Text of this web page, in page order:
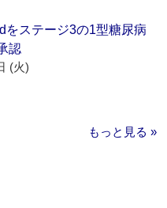
をステージ3の1型糖尿病
認
(火)
もっと見る »